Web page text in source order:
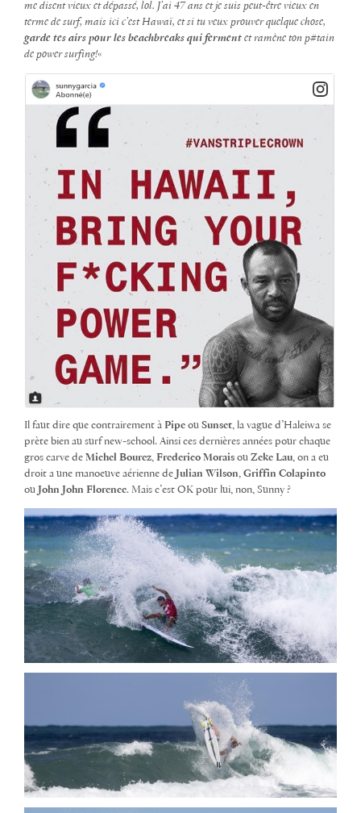
me disent vieux et dépassé, lol. J’ai 47 ans et je suis peut-être vieux en
terme de surf, mais ici c’est Hawaï, et si tu veux prouver quelque chose,
garde tes airs pour les beachbreaks qui ferment et ramène ton p#tain
de power surfing!«
Il faut dire que contrairement à Pipe ou Sunset, la vague d’Haleiwa se
prète bien au surf new-school. Ainsi ces dernières années pour chaque
gros carve de Michel Bourez, Frederico Morais ou Zeke Lau, on a eu
droit a une manoeuve aérienne de
Julian Wilson, Griffin Colapinto
ou
John John Florence. Mais c’est OK pour lui, non, Sunny ?